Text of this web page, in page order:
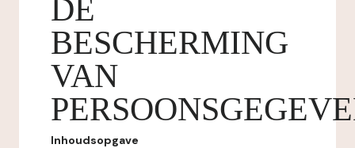
DE
BESCHERMING
VAN
Inhoudsopgave